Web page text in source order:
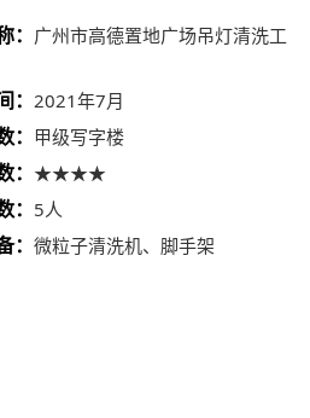
： 广州市高德置地广场吊灯清洗工
： 2021年7月
： 甲级写字楼
： ★★★★
： 5人
： 微粒子清洗机、脚手架